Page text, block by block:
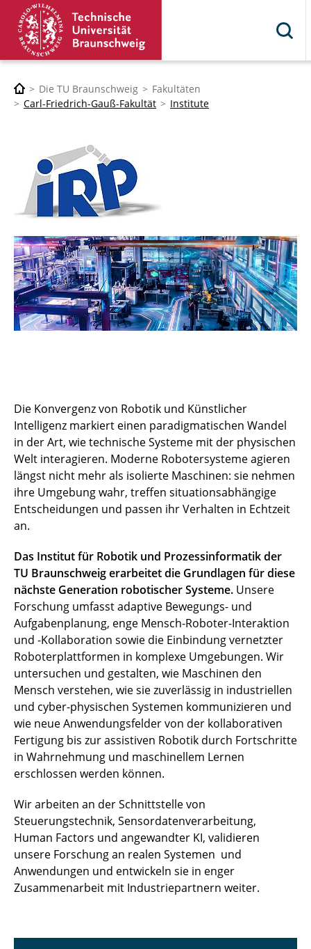
Die TU Braunschweig
Fakultäten
Carl-Friedrich-Gauß-Fakultät
Institute
Die Konvergenz von Robotik und Künstlicher
Intelligenz markiert einen paradigmatischen Wandel
in der Art, wie technische Systeme mit der physischen
Welt interagieren. Moderne Robotersysteme agieren
längst nicht mehr als isolierte Maschinen: sie nehmen
ihre Umgebung wahr, treffen situationsabhängige
Entscheidungen und passen ihr Verhalten in Echtzeit
an.
Das Institut für Robotik und Prozessinformatik der
TU Braunschweig erarbeitet die Grundlagen für diese
nächste Generation robotischer Systeme. Unsere
Forschung umfasst adaptive Bewegungs- und
Aufgabenplanung, enge Mensch-Roboter-Interaktion
und -Kollaboration sowie die Einbindung vernetzter
Roboterplattformen in komplexe Umgebungen. Wir
untersuchen und gestalten, wie Maschinen den
Mensch verstehen, wie sie zuverlässig in industriellen
und cyber-physischen Systemen kommunizieren und
wie neue Anwendungsfelder von der kollaborativen
Fertigung bis zur assistiven Robotik durch Fortschritte
in Wahrnehmung und maschinellem Lernen
erschlossen werden können.
Wir arbeiten an der Schnittstelle von
Steuerungstechnik, Sensordatenverarbeitung,
Human Factors und angewandter KI, validieren
unsere Forschung an realen Systemen und
Anwendungen und entwickeln sie in enger
Zusammenarbeit mit Industriepartnern weiter.